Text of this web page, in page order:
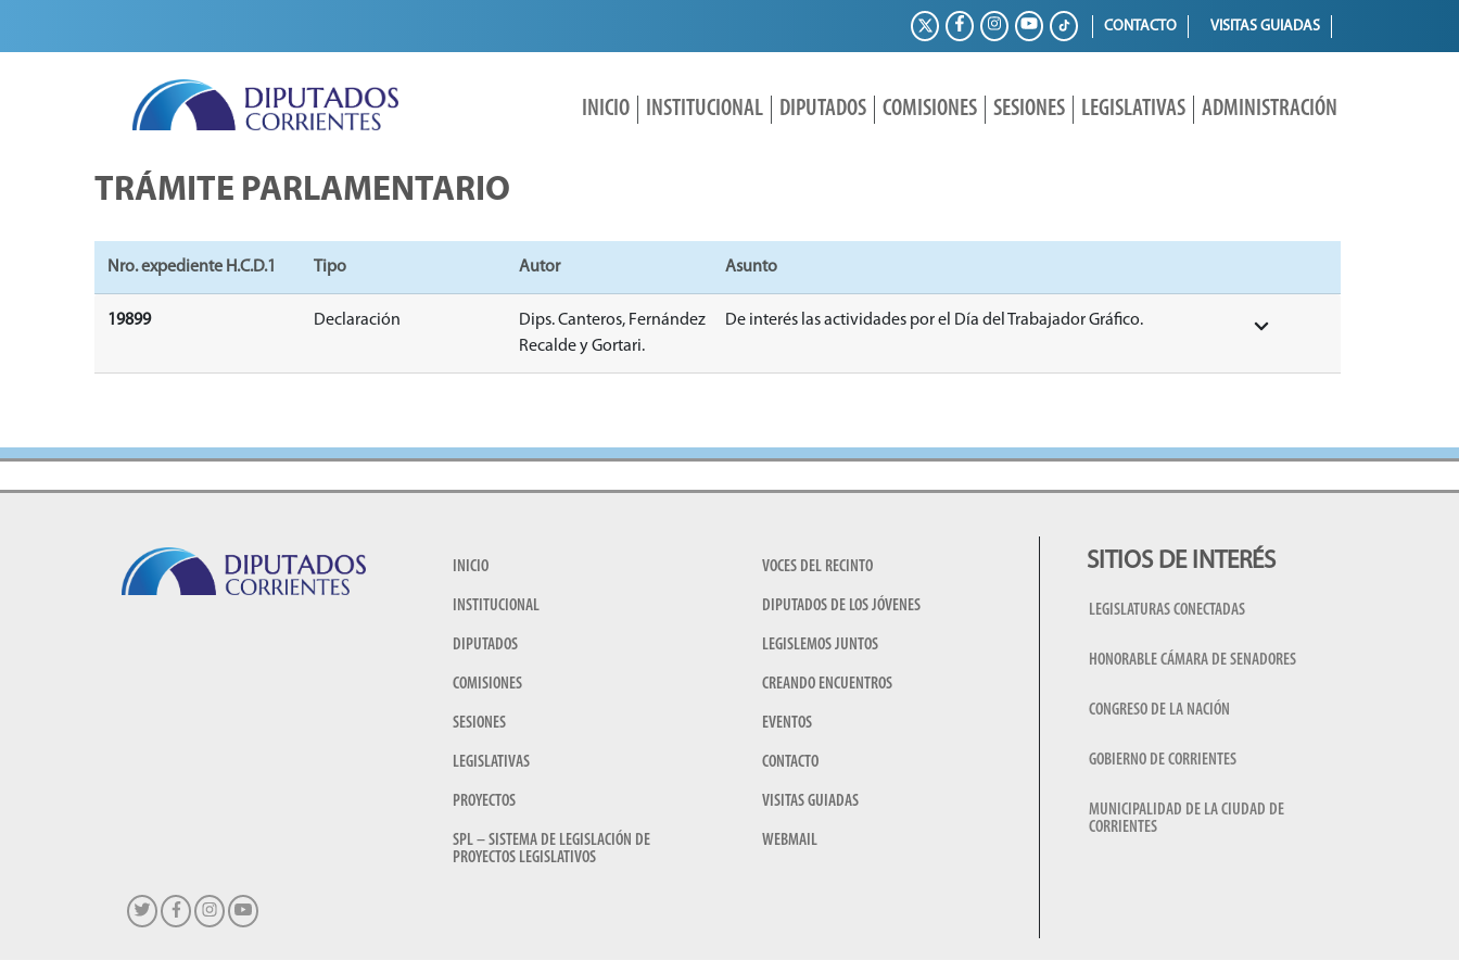
CONTACTO VISITAS GUIADAS
INICIO INSTITUCIONAL DIPUTADOS COMISIONES SESIONES LEGISLATIVAS ADMINISTRACIÓN
TRÁMITE PARLAMENTARIO
Nro. expediente H.C.D.1 Tipo Autor Asunto
19899 Declaración
Dips. Canteros, Fernández
Recalde y Gortari.
De interés las actividades por el Día del Trabajador Gráfico.
INICIO
INSTITUCIONAL
DIPUTADOS
COMISIONES
SESIONES
LEGISLATIVAS
PROYECTOS
SPL – SISTEMA DE LEGISLACIÓN DE
PROYECTOS LEGISLATIVOS
VOCES DEL RECINTO
DIPUTADOS DE LOS JÓVENES
LEGISLEMOS JUNTOS
CREANDO ENCUENTROS
EVENTOS
CONTACTO
VISITAS GUIADAS
WEBMAIL
SITIOS DE INTERÉS
LEGISLATURAS CONECTADAS
HONORABLE CÁMARA DE SENADORES
CONGRESO DE LA NACIÓN
GOBIERNO DE CORRIENTES
MUNICIPALIDAD DE LA CIUDAD DE
CORRIENTES